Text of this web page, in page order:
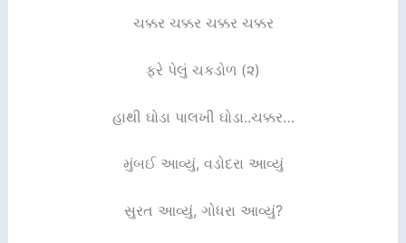
ચક્કર ચક્કર ચક્કર ચક્કર
ફરે પેલું ચકડોળ (૨)
હાથી ઘોડા પાલખી ઘોડા..ચક્કર…
મુંબઈ આવ્યું, વડોદરા આવ્યું
સુરત આવ્યું, ગોધરા આવ્યું?